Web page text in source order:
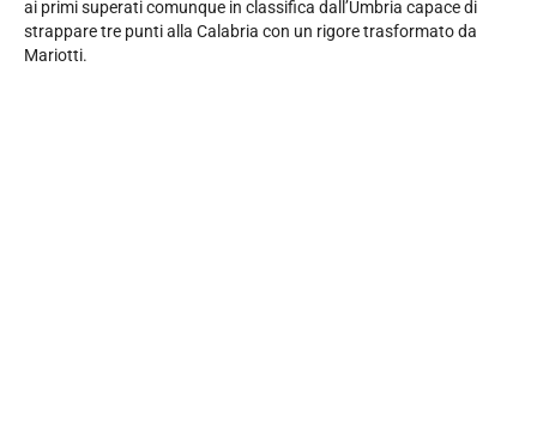
ai primi superati comunque in classifica dall’Umbria capace di
strappare tre punti alla Calabria con un rigore trasformato da
Mariotti.